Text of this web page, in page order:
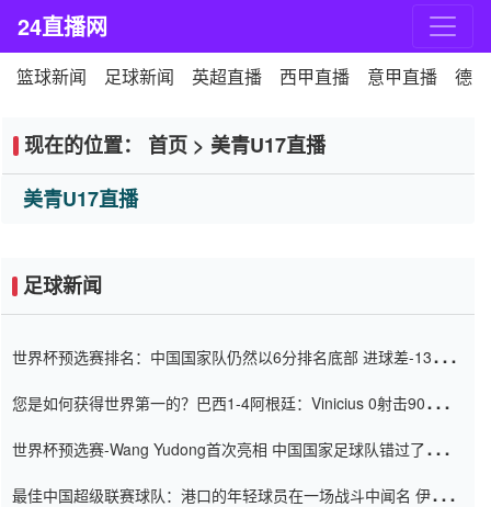
24直播网
篮球新闻 足球新闻 英超直播 西甲直播 意甲直播 德
现在的位置： 首页 > 美青U17直播
美青U17直播
足球新闻
世界杯预选赛排名：中国国家队仍然以6分排名底部 进球差-13令人
您是如何获得世界第一的？巴西1-4阿根廷：Vinicius 0射击90分钟
世界杯预选赛-Wang Yudong首次亮相 中国国家足球队错过了世界
最佳中国超级联赛球队：港口的年轻球员在一场战斗中闻名 伊万放